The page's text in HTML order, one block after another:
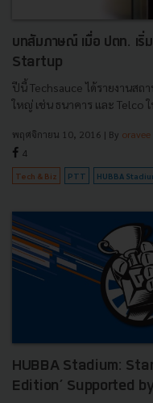
บทสัมภาษณ์ เมื่อ ปตท. เริ่
Startup
ปีนี้ Techsauce ได้รายงานส
ใหญ่ เช่น ธนาคาร และ Telco
พฤศจิกายน 10, 2016 | By oravee
4
Tech & Biz PTT HUBBA
HUBBA Stadium:
Edition’ Supported